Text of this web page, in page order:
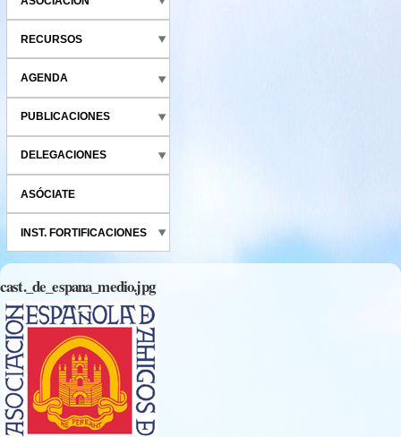
RECURSOS
AGENDA
PUBLICACIONES
DELEGACIONES
ASÓCIATE
INST. FORTIFICACIONES
cast._de_espana_medio.jpg